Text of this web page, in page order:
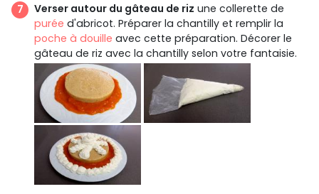
Verser autour du gâteau de riz une collerette de
purée d'abricot. Préparer la chantilly et remplir la
poche à douille avec cette préparation. Décorer le
gâteau de riz avec la chantilly selon votre fantaisie.